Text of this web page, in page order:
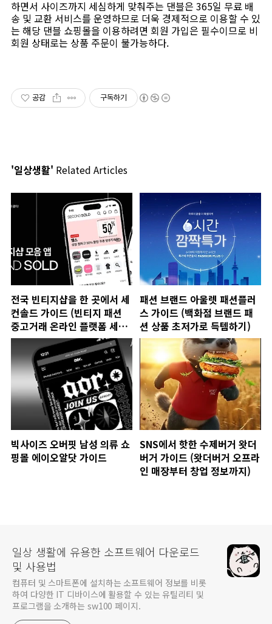
하면서 사이즈까지 세심하게 맞춰주는 댄블은 365일 무료 배
송 및 교환 서비스를 운영하므로 더욱 경제적으로 이용할 수 있
는 해당 댄블 쇼핑몰을 이용하려면 회원 가입은 필수이므로 비
회원 상태로는 상품 주문이 불가능하다.
공감 구독하기
'일상생활' Related Articles
전국 빈티지샵을 한 곳에서 세
컨솔드 가이드 (빈티지 패션
중고거래 온라인 플랫폼 세컨
솔드)
패션 브랜드 아울렛 패션플러
스 가이드 (백화점 브랜드 패
션 상품 초저가로 득템하기)
빅사이즈 오버핏 남성 의류 쇼
핑몰 에이오알닷 가이드
SNS에서 핫한 수제버거 왓더
버거 가이드 (왓더버거 오프라
인 매장부터 창업 정보까지)
일상 생활에 유용한 소프트웨어 다운로드
및 사용법
컴퓨터 및 스마트폰에 설치하는 소프트웨어 정보를 비롯
하여 다양한 IT 디바이스에 활용할 수 있는 유틸리티 및
프로그램을 소개하는 sw100 페이지.